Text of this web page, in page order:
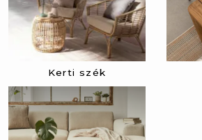
Kerti szék